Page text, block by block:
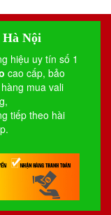
Nội
hiệu uy tín số 1
cao cấp, bảo
mua vali
tiếp theo hài